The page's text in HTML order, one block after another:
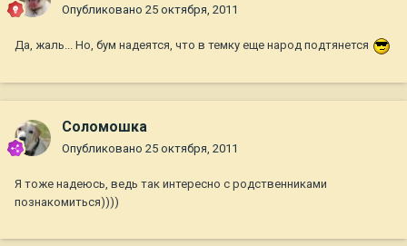
Опубликовано 25 октября, 2011
Да, жаль... Но, бум надеятся, что в темку еще народ подтянется
Соломошка
Опубликовано 25 октября, 2011
Я тоже надеюсь, ведь так интересно с родственниками
познакомиться))))